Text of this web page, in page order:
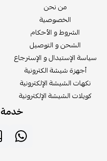
من نحن
الخصوصية
الشروط و الأحكام
الشحن و التوصيل
الإستبدال و الإسترجاع
أجهزة شيشة الكترونية
الشيشة الإلكترونية
الشيشة الإلكترونية
خدمة